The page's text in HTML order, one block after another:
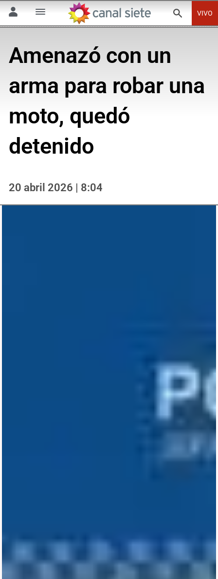
VIVO
Amenazó con un
arma para robar una
moto, quedó
detenido
20 abril 2026 | 8:04